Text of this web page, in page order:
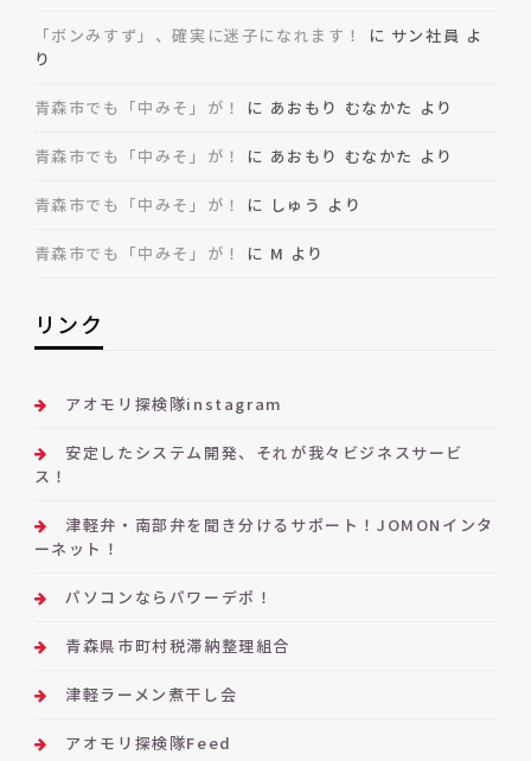
「ボンみすず」、確実に迷子になれます！ に サン社員 よ
り
青森市でも「中みそ」が！ に あおもり むなかた より
青森市でも「中みそ」が！ に あおもり むなかた より
青森市でも「中みそ」が！ に しゅう より
青森市でも「中みそ」が！ に M より
リンク
アオモリ探検隊instagram
安定したシステム開発、それが我々ビジネスサービ
ス！
津軽弁・南部弁を聞き分けるサポート！JOMONインタ
ーネット！
パソコンならパワーデポ！
青森県市町村税滞納整理組合
津軽ラーメン煮干し会
アオモリ探検隊Feed